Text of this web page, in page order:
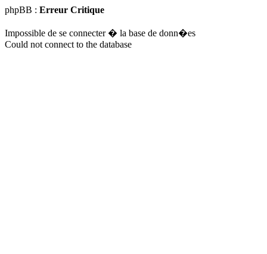
phpBB : Erreur Critique
Impossible de se connecter � la base de donn�es
Could not connect to the database